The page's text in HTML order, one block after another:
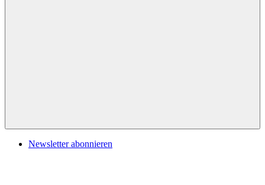
Newsletter abonnieren